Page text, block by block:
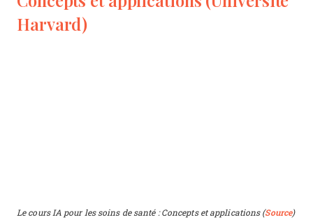
Harvard)
Le cours IA pour les soins de santé : Concepts et applications (Source)